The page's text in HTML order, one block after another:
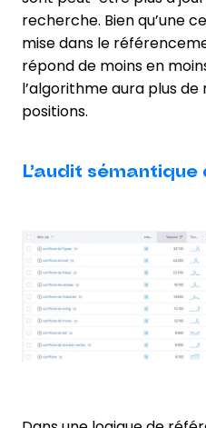
recherche. Bien qu’une
mise dans le
répond de moins en
l’algorithme aura plus
positions.
L’audit